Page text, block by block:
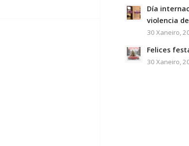
Día
violencia
30 Xaneiro,
Felices
30 Xaneiro,